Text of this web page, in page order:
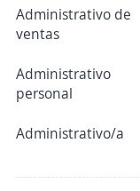
Administrativo de
ventas
Administrativo
personal
Administrativo/a